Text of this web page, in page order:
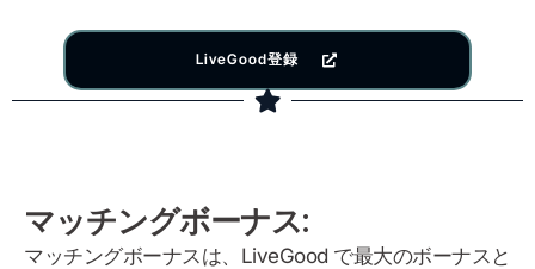
LiveGood登録
マッチングボーナス:
マッチングボーナスは、LiveGood で最大のボーナスと